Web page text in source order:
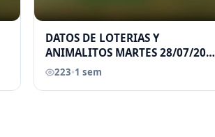
DATOS DE LOTERIAS Y
ANIMALITOS MARTES 28/07/2026
ELGRANDATERO JOSE EREU
223•1 sem